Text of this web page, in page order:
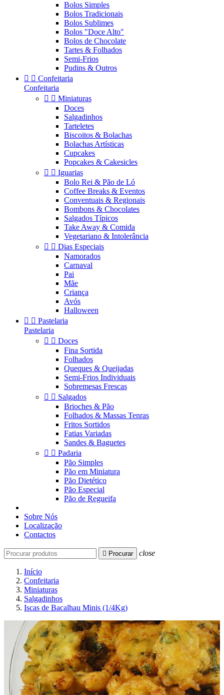
Bolos Simples
Bolos Tradicionais
Bolos Sublimes
Bolos "Doce Alto"
Bolos de Chocolate
Tartes & Folhados
Semi-Frios
Pudins & Outros
  Confeitaria
Confeitaria
  Miniaturas
Doces
Salgadinhos
Tarteletes
Biscoitos & Bolachas
Bolachas Artísticas
Cupcakes
Popcakes & Cakesicles
  Iguarias
Bolo Rei & Pão de Ló
Coffee Breaks & Eventos
Conventuais & Regionais
Bombons & Chocolates
Salgados Típicos
Take Away & Comida
Vegetariano & Intolerância
  Dias Especiais
Namorados
Carnaval
Pai
Mãe
Criança
Avós
Halloween
  Pastelaria
Pastelaria
  Doces
Fina Sortida
Folhados
Queques & Queijadas
Semi-Frios Individuais
Sobremesas Frescas
  Salgados
Brioches & Pão
Folhados & Massas Tenras
Fritos Sortidos
Fatias Variadas
Sandes & Baguetes
  Padaria
Pão Simples
Pão em Miniatura
Pão Dietético
Pão Especial
Pão de Regueifa
Sobre Nós
Localização
Contactos
 Procurar close
Início
Confeitaria
Miniaturas
Salgadinhos
Iscas de Bacalhau Minis (1/4Kg)